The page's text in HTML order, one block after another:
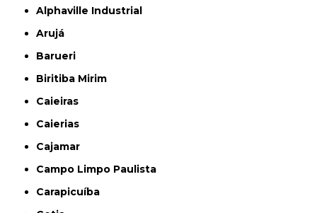
Alphaville Industrial
Arujá
Barueri
Biritiba Mirim
Caieiras
Caierias
Cajamar
Campo Limpo Paulista
Carapicuíba